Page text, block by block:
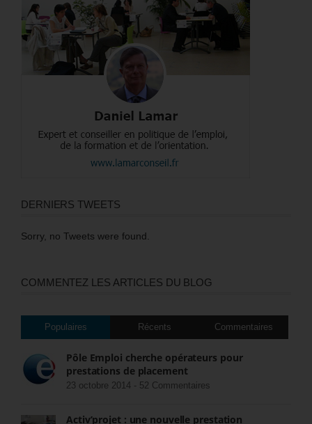
DERNIERS TWEETS
Sorry, no Tweets were found.
COMMENTEZ LES ARTICLES DU BLOG
Populaires Récents Commentaires
Pôle Emploi cherche opérateurs pour
prestations de placement
23 octobre 2014 - 52 Commentaires
Activ’projet : une nouvelle prestation